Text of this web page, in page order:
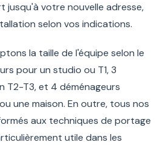
jusqu'à votre nouvelle adresse,
selon vos indications.
la taille de l'équipe selon le
pour un studio ou T1, 3
T2-T3, et 4 déménageurs
une maison. En outre, tous nos
aux techniques de portage
utile dans les